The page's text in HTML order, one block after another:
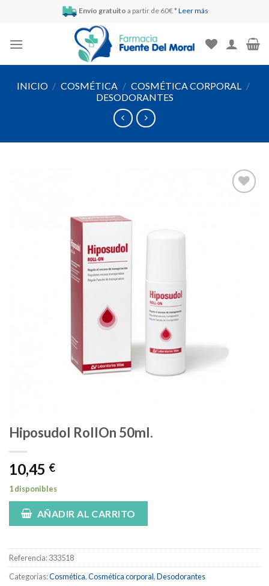
Envío gratuito a partir de 60€ * Leer más
INICIO / COSMÉTICA / COSMÉTICA CORPORAL /
DESODORANTES
Hiposudol RollOn 50ml.
10,45 €
1 disponibles
AÑADIR AL CARRITO
Referencia:333518
Categorías:Cosmética,Cosmética corporal,Desodorantes